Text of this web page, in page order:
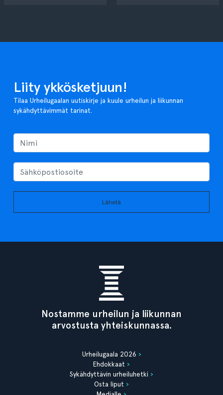
Liity ykkösketjuun!
Tilaa Urheilugaalan uutiskirje ja kuule urheilun ja liikunnan
sykähdyttävimmät tarinat.
Lähetä
Nostamme urheilun ja liikunnan
arvostusta yhteiskunnassa.
Urheilugaala 2026
Ehdokkaat
Sykähdyttävin urheiluhetki
Osta liput